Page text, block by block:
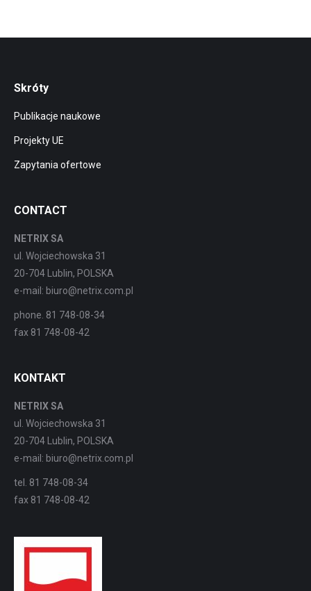
Skróty
Publikacje naukowe
Projekty UE
Zapytania ofertowe
CONTACT
NETRIX SA
ul. Wojciechowska 31
20-704 Lublin, POLSKA
e-mail: biuro@netrix.com.pl
phone. 81 748-08-34
fax 81 748-08-42
KONTAKT
NETRIX SA
ul. Wojciechowska 31
20-704 Lublin, POLSKA
e-mail: biuro@netrix.com.pl
tel. 81 748-08-34
fax 81 748-08-42